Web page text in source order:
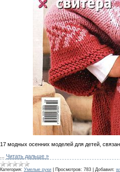
17 модных осенних моделей для детей,
Читать дальше »
Категория: Умелые руки Просмотров: 783 Добавил: